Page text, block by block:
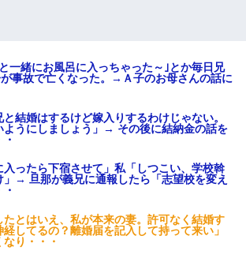
家の金庫
ママ『そ
、開けて
義兄「泥
な！」結
けどなん
」私「」
ョーワロ
ンを鳴ら
何クラク
降りてこ
...
円超の治験
ｗ(※画像
一緒にお風呂に入っちゃった～｣とか毎日兄
事故で亡くなった。→Ａ子のお母さんの話に
と結婚はするけど嫁入りするわけじゃない。
ようにしましょう」→ その後に結納金の話を
ったら下宿させて」私「しつこい、学校斡
」→ 旦那が義兄に通報したら「志望校を変え
とはいえ、私が本来の妻。許可なく結婚す
してるの？離婚届を記入して持って来い」
り・・・